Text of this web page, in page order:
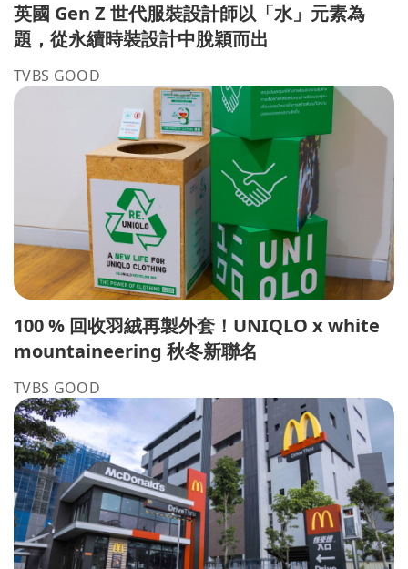
英國 Gen Z 世代服裝設計師以「水」元素為
題，從永續時裝設計中脫穎而出
TVBS GOOD
100 % 回收羽絨再製外套！UNIQLO x white
mountaineering 秋冬新聯名
TVBS GOOD